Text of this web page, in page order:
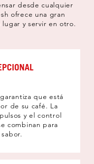
desde cualquier
ofrece una gran
y servir en otro.
que está
de su café. La
y el control
combinan para